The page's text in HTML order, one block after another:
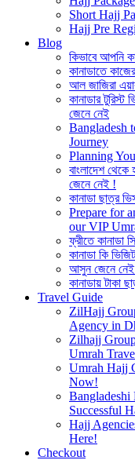
Short Hajj
Hajj Pre
Blog
কিভাবে আপনি
কানাডাতে
আল জাজিরা
কানাডার
জেনে নেই
Bangladesh
Journey
Planning
বাংলাদেশ
জেনে নেই !
কানাডা ছাত্র
Prepare for
our VIP
ফ্রীতে কানাডা
কানাডা কি
আসুন জেনে নেই
কানাডায় টাকা
Travel Guide
ZilHajj
Agency in
Zilhajj
Umrah
Umrah Hajj
Now!
Bangladeshi
Successful
Hajj
Here!
Checkout